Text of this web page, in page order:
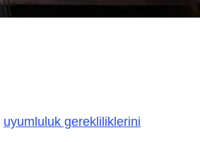
uyumluluk gerekliliklerini